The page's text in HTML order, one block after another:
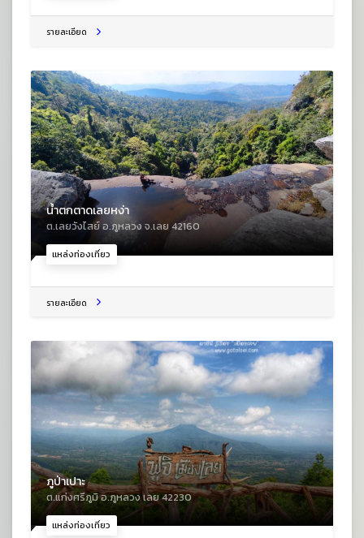
รายละเอียด
แหล่งท่องเที่ยว
น้ำตกตาดเลยหง่า
ต.เลยวังไสย์ อ.ภูหลวง จ.เลย 42160
รายละเอียด
แหล่งท่องเที่ยว
ภูป่าเปาะ
ต.แก่งศรีภูมิ อ.ภูหลวง เลย 42230